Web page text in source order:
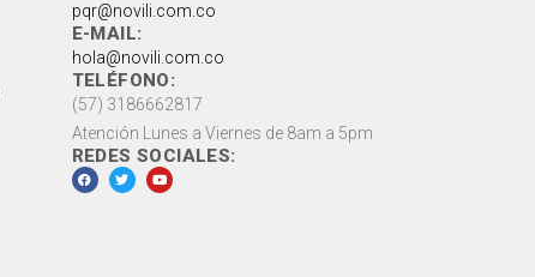
pqr@novili.com.co
E-MAIL:
hola@novili.com.co
TELÉFONO:
(57) 3186662817
Atención Lunes a Viernes de 8am a 5pm
REDES SOCIALES: